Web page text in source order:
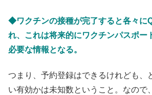
◆ワクチンの接種が完了すると各々に
れ、これは将来的にワクチンパスポー
必要な情報となる。
つまり、予約登録はできるけれども、
い有効かは未知数ということ。なので